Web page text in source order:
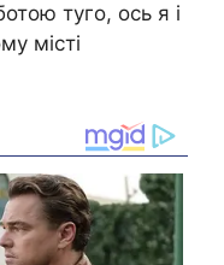
туго, ось я і
місті